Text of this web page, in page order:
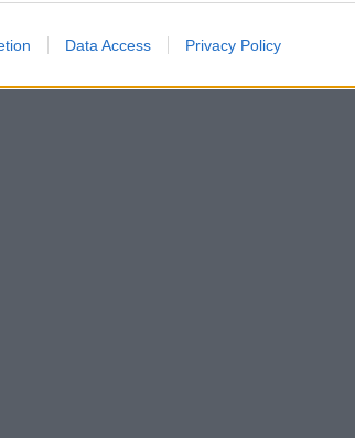
Data Access Privacy Policy